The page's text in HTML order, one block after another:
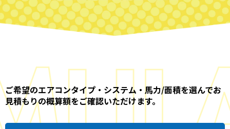
ご希望のエアコンタイプ・システム・馬力/面積を選んでお
見積もりの概算額をご確認いただけます。